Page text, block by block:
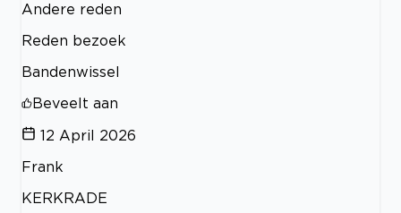
Andere reden
Reden bezoek
Bandenwissel
Beveelt aan
12 April 2026
Frank
KERKRADE